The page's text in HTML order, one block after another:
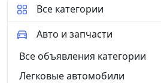
Все категории
Авто и запчасти
Все объявления категории
Легковые автомобили